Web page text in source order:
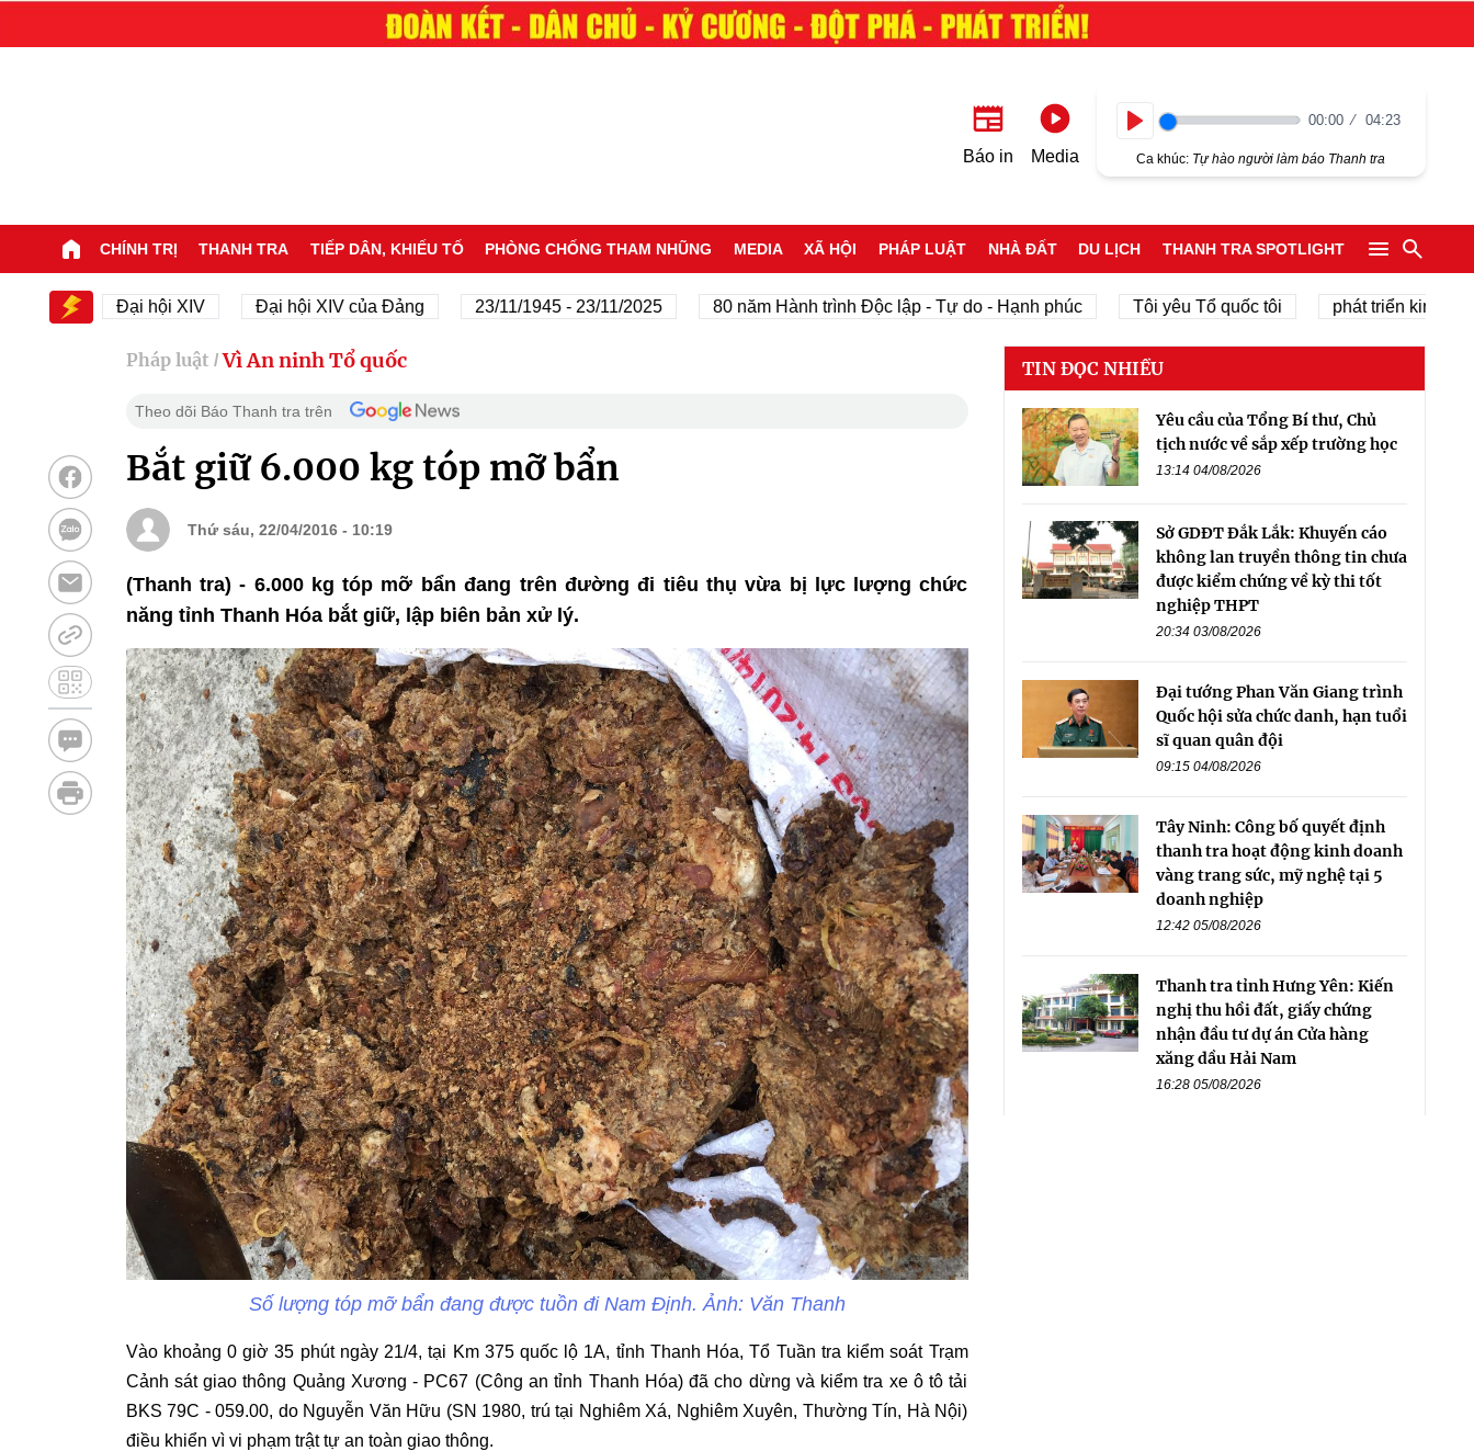
Báo in Media
00:00 04:23
Ca khúc: Tự hào người làm báo Thanh tra
CHÍNH TRỊ THANH TRA TIẾP DÂN, KHIẾU TỐ PHÒNG CHỐNG THAM NHŨNG MEDIA XÃ HỘI PHÁP LUẬT NHÀ ĐẤT DU LỊCH THANH TRA SPOTLIGHT
Đại hội XIV Đại hội XIV của Đảng 23/11/1945 - 23/11/2025 80 năm Hành trình Độc lập - Tự do - Hạnh phúc Tôi yêu Tổ quốc tôi phát triển kinh tế tư nhân
Pháp luật / Vì An ninh Tổ quốc
Theo dõi Báo Thanh tra trên
Bắt giữ 6.000 kg tóp mỡ bẩn
Thứ sáu, 22/04/2016 - 10:19
(Thanh tra) - 6.000 kg tóp mỡ bẩn đang trên đường đi tiêu thụ vừa bị lực lượng chức
năng tỉnh Thanh Hóa bắt giữ, lập biên bản xử lý.
Số lượng tóp mỡ bẩn đang được tuồn đi Nam Định. Ảnh: Văn Thanh
Vào khoảng 0 giờ 35 phút ngày 21/4, tại Km 375 quốc lộ 1A, tỉnh Thanh Hóa, Tổ Tuần tra kiểm soát Trạm
Cảnh sát giao thông Quảng Xương - PC67 (Công an tỉnh Thanh Hóa) đã cho dừng và kiểm tra xe ô tô tải
BKS 79C - 059.00, do Nguyễn Văn Hữu (SN 1980, trú tại Nghiêm Xá, Nghiêm Xuyên, Thường Tín, Hà Nội)
điều khiển vì vi phạm trật tự an toàn giao thông.
TIN ĐỌC NHIỀU
Yêu cầu của Tổng Bí thư, Chủ
tịch nước về sắp xếp trường học
13:14 04/08/2026
Sở GDĐT Đắk Lắk: Khuyến cáo
không lan truyền thông tin chưa
được kiểm chứng về kỳ thi tốt
nghiệp THPT
20:34 03/08/2026
Đại tướng Phan Văn Giang trình
Quốc hội sửa chức danh, hạn tuổi
sĩ quan quân đội
09:15 04/08/2026
Tây Ninh: Công bố quyết định
thanh tra hoạt động kinh doanh
vàng trang sức, mỹ nghệ tại 5
doanh nghiệp
12:42 05/08/2026
Thanh tra tỉnh Hưng Yên: Kiến
nghị thu hồi đất, giấy chứng
nhận đầu tư dự án Cửa hàng
xăng dầu Hải Nam
16:28 05/08/2026